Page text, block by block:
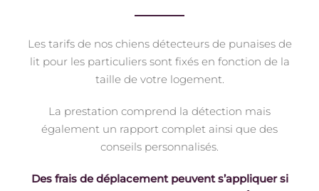
Les tarifs de nos chiens détecteurs de punaises de
lit pour les particuliers sont fixés en fonction de la
taille de votre logement.
La prestation comprend la détection mais
également un rapport complet ainsi que des
conseils personnalisés.
Des frais de déplacement peuvent s’appliquer si